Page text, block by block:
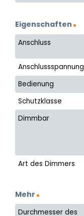
Eigenschaften
Anschluss
Anschlussspannung
Bedienung
Schutzklasse
Dimmbar
Art des Dimmers
Mehr
Durchmesser des